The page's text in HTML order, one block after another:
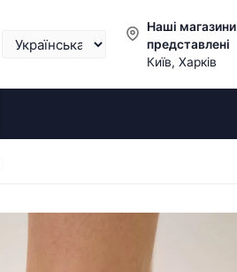
Наші магазини
представлені
Київ, Харків